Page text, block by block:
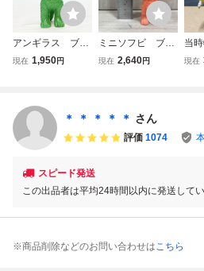
アンギラス ブル
マァク ミニソフ
ティーク マルサ
ン 円谷英二 G
ODZILLA
現在 1,950円
ミニソフビ ブル
マァク アンギラ
現在 2,640円
当
ソフ
現在
＊ ＊ ＊ ＊ ＊ さん
評価 1074
スピード発送
この出品者は平均24時間以内に発送して
※商品削除などのお問い合わせはこちら